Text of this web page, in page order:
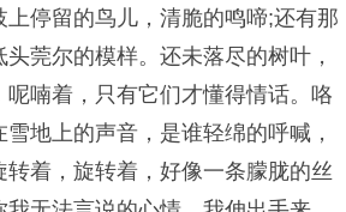
上停留的鸟儿，清脆的鸣啼;还有那
莞尔的模样。还未落尽的树叶，
喃着，只有它们才懂得情话。咯
地上的声音，是谁轻绵的呼喊，
转着，旋转着，好像一条朦胧的丝